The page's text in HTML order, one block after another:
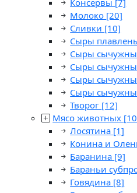
Консервы [7]
Молоко [20]
Сливки [10]
Сыры
Сыры
Сыры
Сыры
Сыры
Творог [12]
Мясо животных
Лосятина [1]
Конина и
Баранина [9]
Бараньи
Говядина [8]